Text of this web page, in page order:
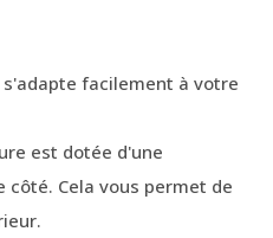
facilement à votre
est dotée d'une
Cela vous permet de